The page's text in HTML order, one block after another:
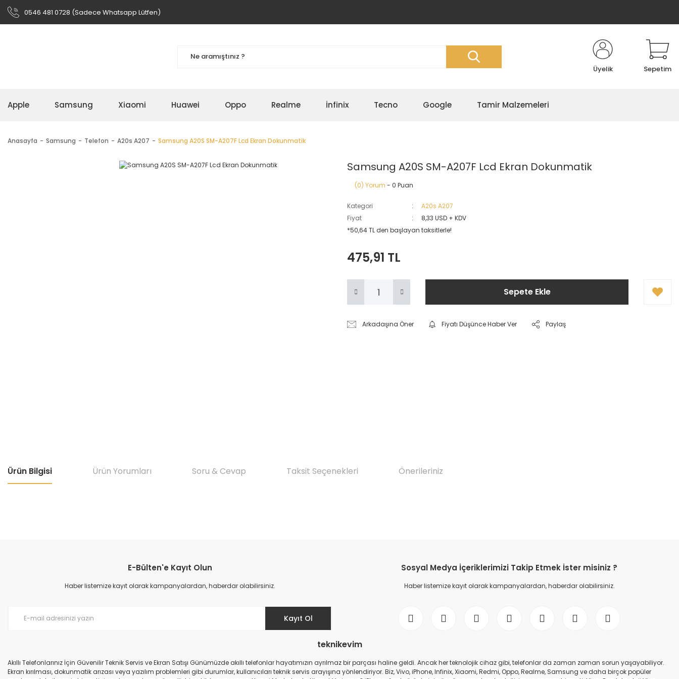
0546 481 0728 (Sadece Whatsapp Lütfen)
Üyelik Sepetim
Apple Samsung Xiaomi Huawei Oppo Realme İnfinix Tecno Google Tamir Malzemeleri
Anasayfa Samsung Telefon A20s A207 Samsung A20S SM-A207F Lcd Ekran Dokunmatik
Samsung A20S SM-A207F Lcd Ekran Dokunmatik
(0) Yorum - 0 Puan
Kategori
A20s A207
Fiyat
8,33 USD + KDV
*50,64 TL den başlayan taksitlerle!
475,91 TL
Sepete Ekle
Arkadaşına Öner Fiyatı Düşünce Haber Ver Paylaş
Ürün Bilgisi Ürün Yorumları Soru & Cevap Taksit Seçenekleri Önerileriniz
Ürün resmi kalitesiz, bozuk veya görüntülenemiyor.
Ürün açıklamasında eksik bilgiler bulunuyor.
E-Bülten'e Kayıt Olun
Haber listemize kayıt olarak kampanyalardan, haberdar olabilirsiniz.
Kayıt Ol
Sosyal Medya İçeriklerimizi Takip Etmek İster misiniz ?
Haber listemize kayıt olarak kampanyalardan, haberdar olabilirsiniz.
teknikevim
Akıllı Telefonlarınız İçin Güvenilir Teknik Servis ve Ekran Satışı Günümüzde akıllı telefonlar hayatımızın ayrılmaz bir parçası haline geldi. Ancak her teknolojik cihaz gibi, telefonlar da zaman zaman sorun yaşayabiliyor.
Ekran kırılması, dokunmatik arızası veya yazılım problemleri gibi durumlar, kullanıcıları teknik servis arayışına yönlendiriyor. Biz, Vivo, iPhone, Infinix, Xiaomi, Redmi, Oppo, Realme, Samsung ve daha birçok popüler